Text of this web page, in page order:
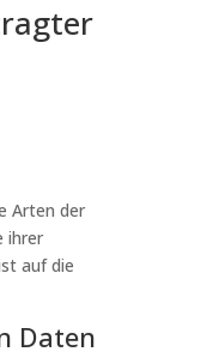
Arten der
ihrer
auf die
Daten